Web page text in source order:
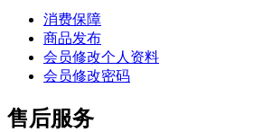
消费保障
商品发布
会员修改个人资料
会员修改密码
售后服务